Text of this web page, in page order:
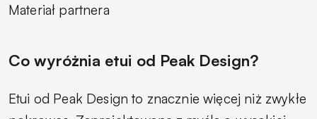
Materiał partnera
Co wyróżnia etui od Peak Design?
Etui od Peak Design to znacznie więcej niż zwykłe